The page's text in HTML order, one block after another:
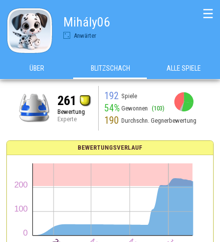
Mihály06
Anwärter
☰
ÜBER BLITZSCHACH ALLE SPIELE
261
Bewertung
Experte
192 Spiele
54% Gewonnen (103)
190 Durchschn. Gegnerbewertung
BEWERTUNGSVERLAUF